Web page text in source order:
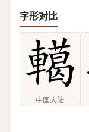
字形对比
中国大陆